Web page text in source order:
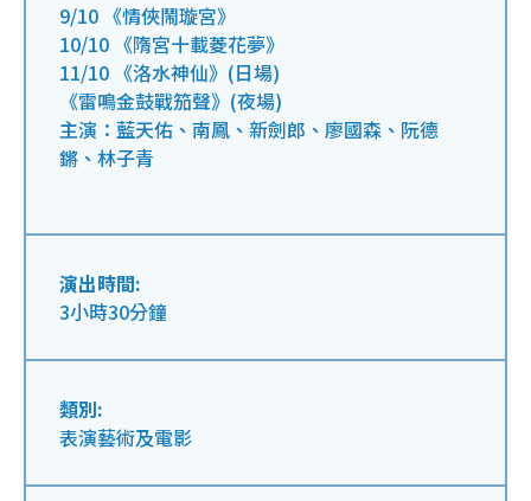
9/10 《情俠鬧璇宮》
10/10 《隋宮十載菱花夢》
11/10 《洛水神仙》(日場)
《雷鳴金鼓戰笳聲》(夜場)
主演：藍天佑、南鳳、新劍郎、廖國森、阮德
鏘、林子青
演出時間:
3小時30分鐘
類別:
表演藝術及電影